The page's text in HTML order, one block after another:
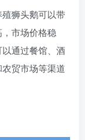
狮头鹅可以带
市场价格稳
通过餐馆、酒
贸市场等渠道